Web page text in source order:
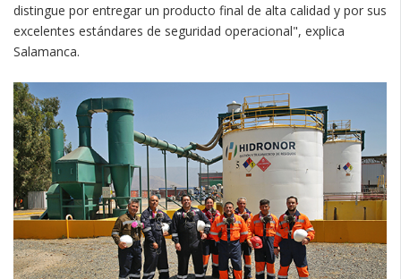
distingue por entregar un producto final de alta calidad y por sus
excelentes estándares de seguridad operacional", explica
Salamanca.